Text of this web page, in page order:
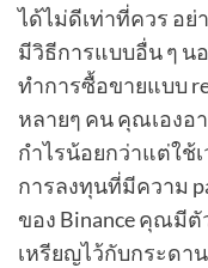
ได้ไม่ดีเท่าที่ควร อย่
มีวิธีการแบบอื่น ๆ น
ทำการซื้อขายแบบ
หลายๆ คน คุณเองอ
กำไรน้อยกว่าแต่ใช้
การลงทุนที่มีความ
ของ Binance คุณมีตั
เหรียญไว้กับกระดา